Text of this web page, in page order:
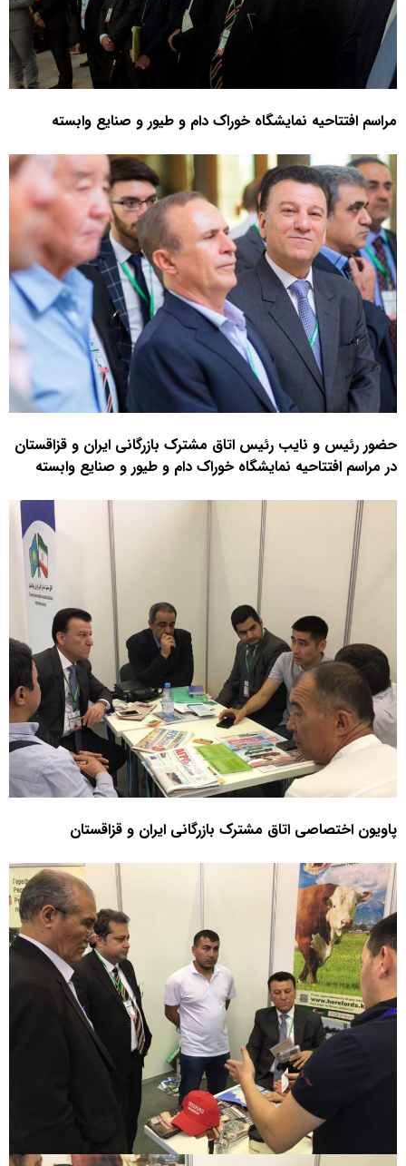
مراسم افتتاحیه نمایشگاه خوراک دام و طیور و صنایع وابسته
حضور رئیس و نایب رئیس اتاق مشترک بازرگانی ایران و قزاقستان
در مراسم افتتاحیه نمایشگاه خوراک دام و طیور و صنایع وابسته
پاویون اختصاصی اتاق مشترک بازرگانی ایران و قزاقستان